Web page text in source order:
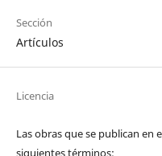
Sección
Artículos
Licencia
Las obras que se publican en
siguientes términos: